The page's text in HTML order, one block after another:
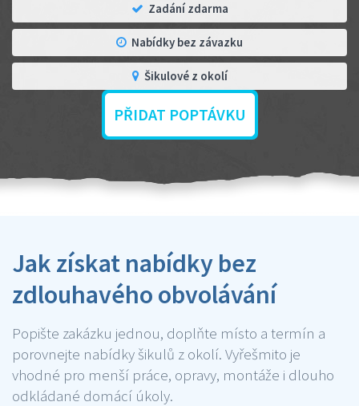
Zadání zdarma
Nabídky bez závazku
Šikulové z okolí
PŘIDAT POPTÁVKU
Jak získat nabídky bez
zdlouhavého obvolávání
Popište zakázku jednou, doplňte místo a termín a
porovnejte nabídky šikulů z okolí. Vyřešmito je
vhodné pro menší práce, opravy, montáže i dlouho
odkládané domácí úkoly.